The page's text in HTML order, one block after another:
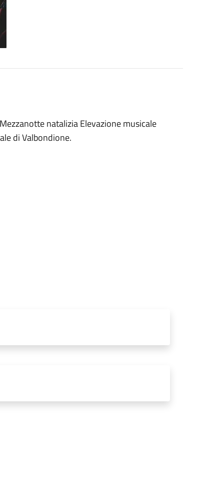
natalizia Elevazione musicale
di Valbondione.